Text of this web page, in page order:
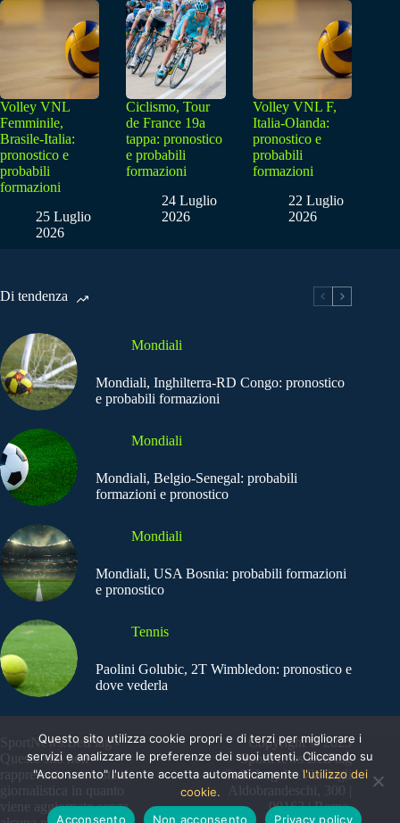
Volley VNL
Femminile,
Brasile-Italia:
pronostico e
probabili
formazioni
25 Luglio
2026
Ciclismo, Tour
de France 19a
tappa: pronostico
e probabili
formazioni
24 Luglio
2026
Volley VNL F,
Italia-Olanda:
pronostico e
probabili
formazioni
22 Luglio
2026
Di tendenza
Mondiali
Mondiali, Inghilterra-RD Congo: pronostico
e probabili formazioni
Mondiali
Mondiali, Belgio-Senegal: probabili
formazioni e pronostico
Mondiali
Mondiali, USA Bosnia: probabili formazioni
e pronostico
Tennis
Paolini Golubic, 2T Wimbledon: pronostico e
dove vederla
SportNews.BetFlag -
Questo sito non
rappresenta una testata
giornalistica in quanto
viene aggiornato senza
Copyright © 2025
SportNews BetFlag
Sede Legale: Via degli
Aldobrandeschi, 300 |
00163 | Roma
Questo sito utilizza cookie propri e di terzi per migliorare i
servizi e analizzare le preferenze dei suoi utenti. Cliccando su
"Acconsento" l'utente accetta automaticamente l'utilizzo dei
cookie.
Acconsento
Non acconsento Privacy policy